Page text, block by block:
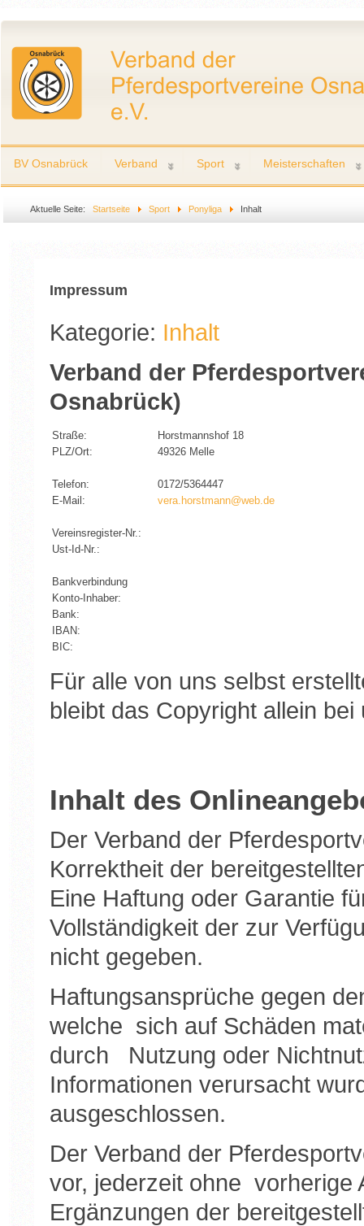
BV Osnabrück Verband Sport Meisterschaften
Aktuelle Seite: Startseite Sport Ponyliga Inhalt
Impressum
Kategorie: Inhalt
Verband der
Osnabrück)
Straße:
Horstmannshof 18
PLZ/Ort:
49326 Melle
Telefon:
0172/5364447
E-Mail:
vera.horstmann@web.de
Vereinsregister-Nr.:
Ust-Id-Nr.:
Bankverbindung
Konto-Inhaber:
Bank:
IBAN:
BIC:
Für alle von uns selbst
bleibt das Copyright allein bei
Inhalt des
Der Verband der
Korrektheit der
Eine Haftung oder Garantie
Vollständigkeit der zur
nicht gegeben.
Haftungsansprüche gegen
welche sich auf Schäden
durch Nutzung oder
Informationen verursacht
ausgeschlossen.
Der Verband der
vor, jederzeit ohne vorherige
Ergänzungen der